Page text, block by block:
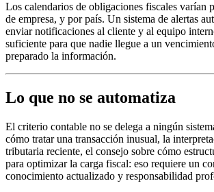
Los calendarios de obligaciones fiscales varían
de empresa, y por país. Un sistema de alertas
enviar notificaciones al cliente y al equipo
suficiente para que nadie llegue a un
preparado la información.
Lo que no se automatiza
El criterio contable no se delega a ningún
cómo tratar una transacción inusual, la
tributaria reciente, el consejo sobre cómo
para optimizar la carga fiscal: eso requiere un
conocimiento actualizado y responsabilidad